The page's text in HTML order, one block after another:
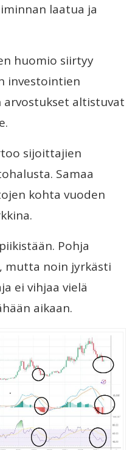
laatua ja
huomio siirtyy
investointien
arvostukset altistuvat
sijoittajien
Samaa
kohta vuoden
Pohja
mutta noin jyrkästi
ei vihjaa vielä
aikaan.